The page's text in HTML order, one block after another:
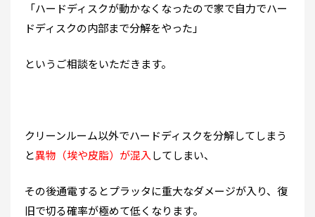
「ハードディスクが動かなくなったので家で自力でハー
ドディスクの内部まで分解をやった」
というご相談をいただきます。
クリーンルーム以外でハードディスクを分解してしまう
と異物（埃や皮脂）が混入してしまい、
その後通電するとプラッタに重大なダメージが入り、復
旧で切る確率が極めて低くなります。